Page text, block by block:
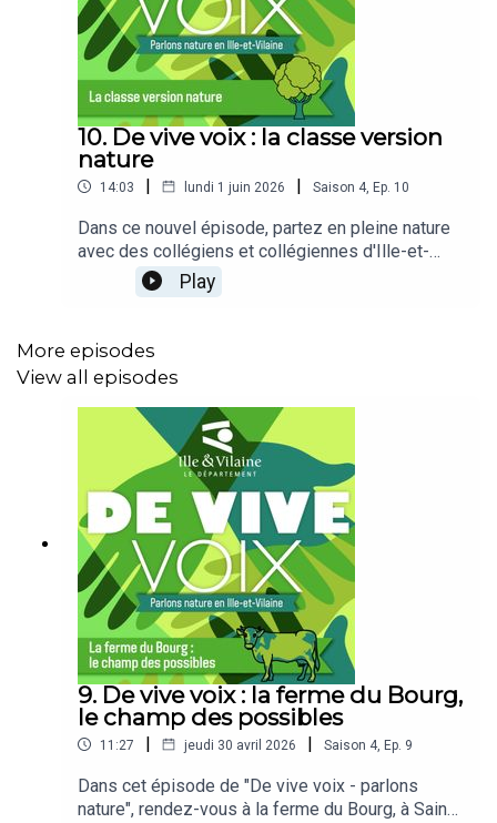
10. De vive voix : la classe version
nature
14:03 | lundi 1 juin 2026 | Saison 4, Ep. 10
Dans ce nouvel épisode, partez en pleine nature
avec des collégiens et collégiennes d'Ille-et-
Vilaine à la vallée du Canut, un espace naturel
départemental préservé. Objectif de cette
biodiversité, via une éducation à l'environnement
ludique et participative. L'expérience sensorielle
facilite l'apprentissage en classe. Écoutez les
témoignages de Jana, Awena, Léo, Soé, leur
professeur de SVT et de Benoît et Camille, tous
deux animateurs nature au Département.
Play
More episodes
View all episodes
9. De vive voix : la ferme du Bourg,
le champ des possibles
11:27 | jeudi 30 avril 2026 | Saison 4, Ep. 9
Dans cet épisode de "De vive voix - parlons
nature", rendez-vous à la ferme du Bourg, à Sains,